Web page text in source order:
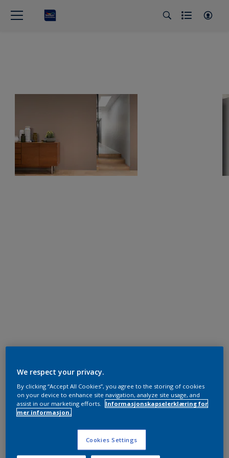
We respect your privacy.
By clicking “Accept All Cookies”, you agree to the storing of cookies
on your device to enhance site navigation, analyze site usage, and
assist in our marketing efforts.
Informasjonskapselerklæring for
mer informasjon.
Cookies Settings